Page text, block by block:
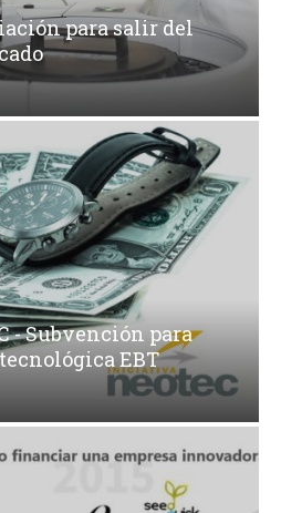
para salir del
- Subvención para
EBT